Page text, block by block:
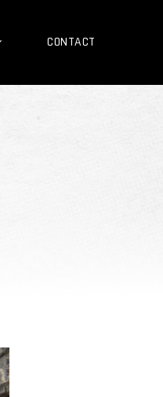
CONTACT